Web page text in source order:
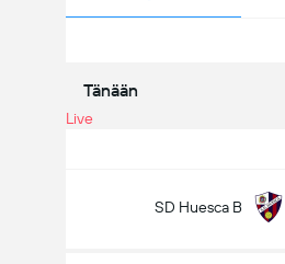
Tänään
Live
SD Huesca B